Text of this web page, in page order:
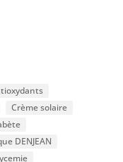
Crème solaire
DENJEAN